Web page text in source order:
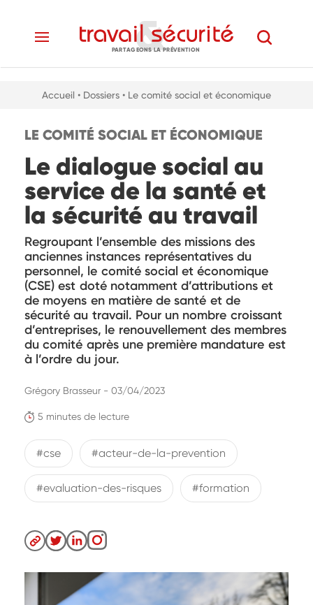
PARTAGEONS LA PRÉVENTION
Accueil • Dossiers • Le comité social et économique
LE COMITÉ SOCIAL ET ÉCONOMIQUE
Le dialogue social au
service de la santé et
la sécurité au travail
Regroupant l’ensemble des missions des
anciennes instances représentatives du
personnel, le comité social et économique
(CSE) est doté notamment d’attributions et
de moyens en matière de santé et de
sécurité au travail. Pour un nombre croissant
d’entreprises, le renouvellement des membres
du comité après une première mandature est
à l’ordre du jour.
5 minutes de lecture
Grégory Brasseur - 03/04/2023
#cse #acteur-de-la-prevention
#evaluation-des-risques #formation